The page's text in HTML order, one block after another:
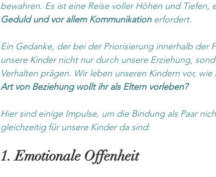
bewahren. Es ist eine Reise voller Höhen und Tiefen,
Geduld und vor allem Kommunikation erfordert.
Ein Gedanke, der bei der Priorisierung innerhalb der
unsere Kinder nicht nur durch unsere Erziehung,
Verhalten prägen. Wir leben unseren Kindern vor,
Art von Beziehung wollt ihr als Eltern vorleben?
Hier sind einige Impulse, um die Bindung als Paar
gleichzeitig für unsere Kinder da sind:
1. Emotionale Offenheit